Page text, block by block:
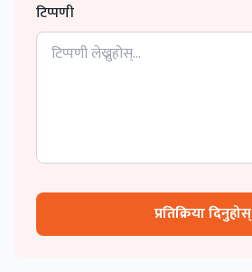
टिप्पणी
प्रतिक्रिया दिनुहोस्